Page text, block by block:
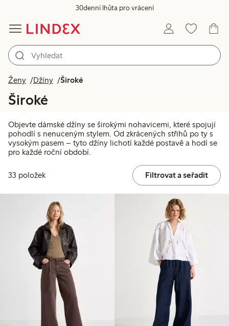
30denní lhůta pro vrácení
Ženy Džíny Široké
Široké
Objevte dámské džíny se širokými nohavicemi, které spojují
pohodlí s nenuceným stylem. Od zkrácených střihů po ty s
vysokým pasem – tyto džíny lichotí každé postavě a hodí se
pro každé roční období.
33 položek Filtrovat a seřadit